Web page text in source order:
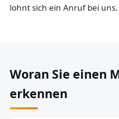
lohnt sich ein Anruf bei uns.
Woran Sie einen
erkennen